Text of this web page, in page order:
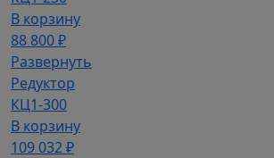
В корзину
88 800 ₽
Развернуть
Редуктор
КЦ1-300
В корзину
109 032 ₽